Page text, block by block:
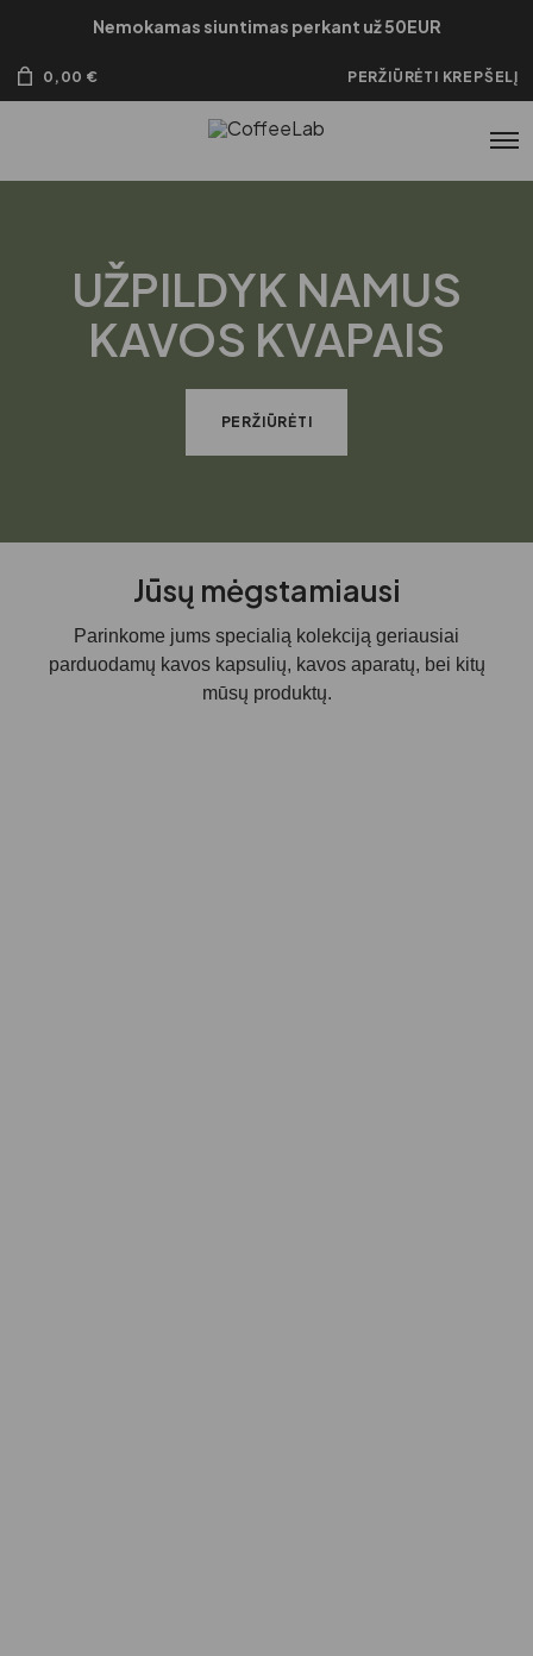
Nemokamas siuntimas perkant už 50EUR
0,00 € PERŽIŪRĖTI KREPŠELĮ
UŽPILDYK NAMUS
KAVOS KVAPAIS
PERŽIŪRĖTI
Jūsų mėgstamiausi
Parinkome jums specialią kolekciją geriausiai
parduodamų kavos kapsulių, kavos aparatų, bei kitų
mūsų produktų.